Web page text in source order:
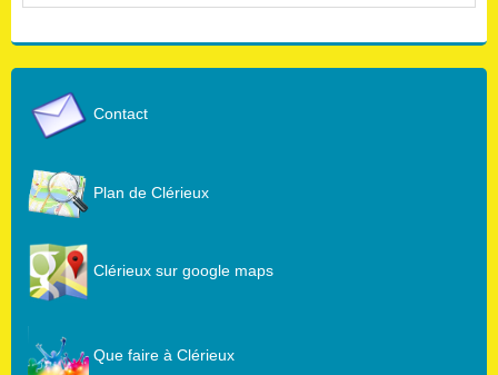
Contact
Plan de Clérieux
Clérieux sur google maps
Que faire à Clérieux